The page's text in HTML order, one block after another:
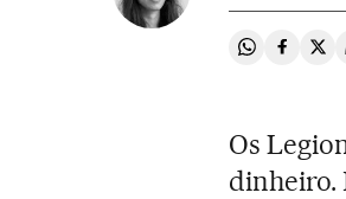
Compartir
Os
dinheiro.